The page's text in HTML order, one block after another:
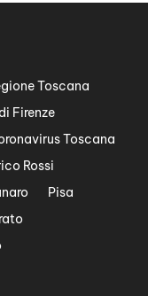
Toscana
Firenze
Toscana
Rossi
Pisa